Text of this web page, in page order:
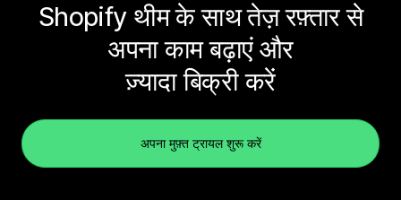
Shopify थीम के साथ तेज़ रफ़्तार से
अपना काम बढ़ाएं और
ज़्यादा बिक्री करें
अपना मुफ़्त ट्रायल शुरू करें